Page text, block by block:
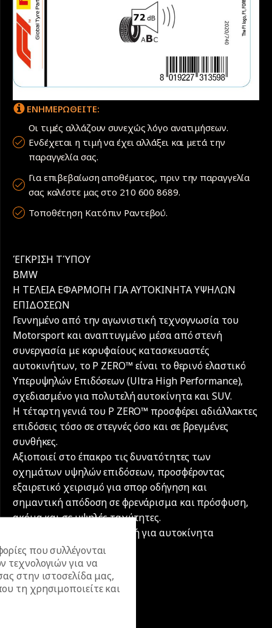
ΕΝΗΜΕΡΩΘΕΙΤΕ:
Οι τιμές αλλάζουν συνεχώς λόγο ανατιμήσεων.
Ενδέχεται η τιμή να έχει αλλάξει και μετά την
παραγγελία σας.
Για επιβεβαίωση αποθέματος, πριν την παραγγελία
σας καλέστε μας στο 210 600 8689.
Τοποθέτηση Κατόπιν Ραντεβού.
ΈΓΚΡΙΣΗ ΤΎΠΟΥ
BMW
Η ΤΕΛΕΙΑ ΕΦΑΡΜΟΓΗ ΓΙΑ ΑΥΤΟΚΙΝΗΤΑ ΥΨΗΛΩΝ
ΕΠΙΔΟΣΕΩΝ
Γεννημένο από την αγωνιστική τεχνογνωσία του
Motorsport και αναπτυγμένο μέσα από στενή
συνεργασία με κορυφαίους κατασκευαστές
αυτοκινήτων, το P ZERO™ είναι το θερινό ελαστικό
Υπερυψηλών Επιδόσεων (Ultra High Performance),
σχεδιασμένο για πολυτελή αυτοκίνητα και SUV.
Η τέταρτη γενιά του P ZERO™ προσφέρει αδιάλλακτες
επιδόσεις τόσο σε στεγνές όσο και σε βρεγμένες
συνθήκες.
Αξιοποιεί στο έπακρο τις δυνατότητες των
οχημάτων υψηλών επιδόσεων, προσφέροντας
εξαιρετικό χειρισμό για σπορ οδήγηση και
σημαντική απόδοση σε φρενάρισμα και πρόσφυση,
ακόμα και σε υψηλές ταχύτητες.
P ZERO™, η ιδανική επιλογή για αυτοκίνητα
επιδόσεων.
που συλλέγονται
τεχνολογιών για να
στην ιστοσελίδα μας,
τη χρησιμοποιείτε και